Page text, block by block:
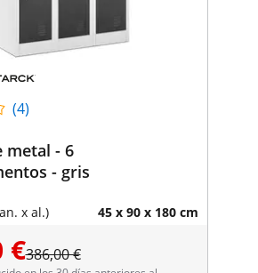
(4)
metal - 6
- gris
x al.) 45 x 90 x 180 cm
€386,00 €